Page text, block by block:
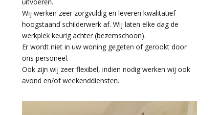
Wij werken zeer zorgvuldig en leveren kwalitatief
hoogstaand schilderwerk af. Wij laten elke dag de
werkplek keurig achter (bezemschoon).
Er wordt niet in uw woning gegeten of gerookt door
ons personeel.
Ook zijn wij zeer flexibel, indien nodig werken wij ook
avond en/of weekenddiensten.